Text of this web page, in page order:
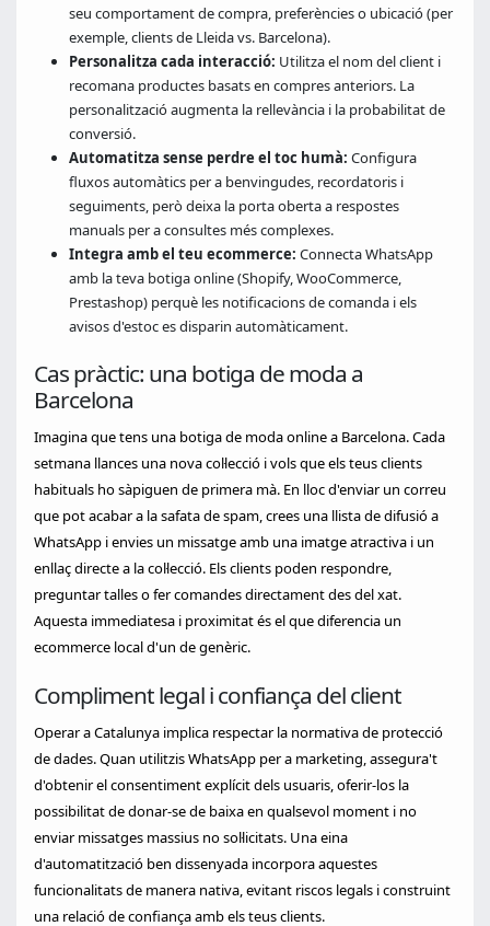
seu comportament de compra, preferències o ubicació (per
exemple, clients de Lleida vs. Barcelona).
Personalitza cada interacció: Utilitza el nom del client i
recomana productes basats en compres anteriors. La
personalització augmenta la rellevància i la probabilitat de
conversió.
Automatitza sense perdre el toc humà: Configura
fluxos automàtics per a benvingudes, recordatoris i
seguiments, però deixa la porta oberta a respostes
manuals per a consultes més complexes.
Integra amb el teu ecommerce: Connecta WhatsApp
amb la teva botiga online (Shopify, WooCommerce,
Prestashop) perquè les notificacions de comanda i els
avisos d'estoc es disparin automàticament.
Cas pràctic: una botiga de moda a
Barcelona
Imagina que tens una botiga de moda online a Barcelona. Cada
setmana llances una nova col·lecció i vols que els teus clients
habituals ho sàpiguen de primera mà. En lloc d'enviar un correu
que pot acabar a la safata de spam, crees una llista de difusió a
WhatsApp i envies un missatge amb una imatge atractiva i un
enllaç directe a la col·lecció. Els clients poden respondre,
preguntar talles o fer comandes directament des del xat.
Aquesta immediatesa i proximitat és el que diferencia un
ecommerce local d'un de genèric.
Compliment legal i confiança del client
Operar a Catalunya implica respectar la normativa de protecció
de dades. Quan utilitzis WhatsApp per a marketing, assegura't
d'obtenir el consentiment explícit dels usuaris, oferir-los la
possibilitat de donar-se de baixa en qualsevol moment i no
enviar missatges massius no sol·licitats. Una eina
d'automatització ben dissenyada incorpora aquestes
funcionalitats de manera nativa, evitant riscos legals i construint
una relació de confiança amb els teus clients.